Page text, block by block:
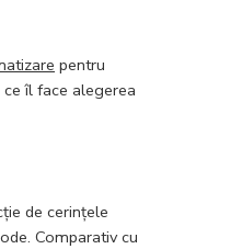
pentru
îl face alegerea
de cerințele
Comparativ cu